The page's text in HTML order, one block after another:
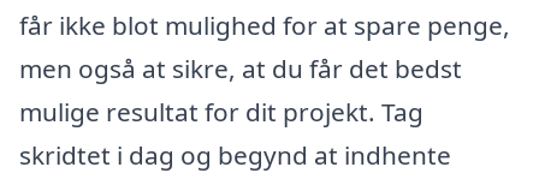
får ikke blot mulighed for at spare penge,
men også at sikre, at du får det bedst
mulige resultat for dit projekt. Tag
skridtet i dag og begynd at indhente